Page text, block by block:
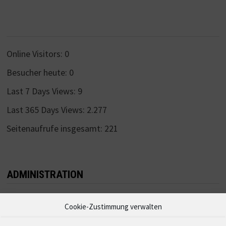
Cookie-Zustimmung verwalten
Online Visitors: 0
Besucher heute: 0
Last 7 Days Views: 9
Last 365 Days Views: 2.277
Seitenaufrufe insgesamt: 221
ADMINISTRATION